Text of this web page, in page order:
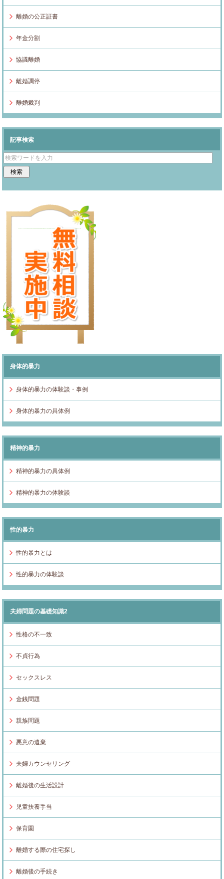
離婚の公正証書
年金分割
協議離婚
離婚調停
離婚裁判
記事検索
身体的暴力
身体的暴力の体験談・事例
身体的暴力の具体例
精神的暴力
精神的暴力の具体例
精神的暴力の体験談
性的暴力
性的暴力とは
性的暴力の体験談
夫婦問題の基礎知識2
性格の不一致
不貞行為
セックスレス
金銭問題
親族問題
悪意の遺棄
夫婦カウンセリング
離婚後の生活設計
児童扶養手当
保育園
離婚する際の住宅探し
離婚後の手続き